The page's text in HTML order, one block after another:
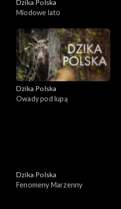
Dzika Polska
Miodowe lato
Dzika Polska
Owady pod lupą
Dzika Polska
Fenomeny Marzenny